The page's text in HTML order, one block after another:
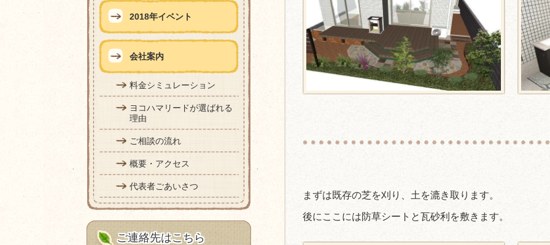
まずは既存の芝を刈り、土を漉き取ります。
後にここには防草シートと瓦砂利を敷きます。
2018年イベント
会社案内
料金シミュレーション
ヨコハマリードが選ばれる
理由
ご相談の流れ
概要・アクセス
代表者ごあいさつ
ご連絡先はこちら